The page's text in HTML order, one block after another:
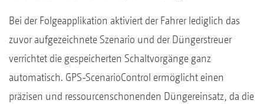
Bei der Folgeapplikation aktiviert der Fahrer lediglich das
zuvor aufgezeichnete Szenario und der Düngerstreuer
verrichtet die gespeicherten Schaltvorgänge ganz
automatisch. GPS-ScenarioControl ermöglicht einen
präzisen und ressourcenschonenden Düngereinsatz, da die